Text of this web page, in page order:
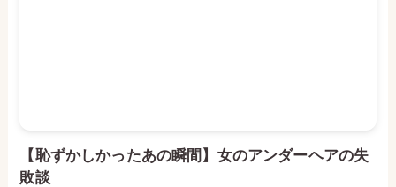
【恥ずかしかったあの瞬間】女のアンダーヘアの失
敗談